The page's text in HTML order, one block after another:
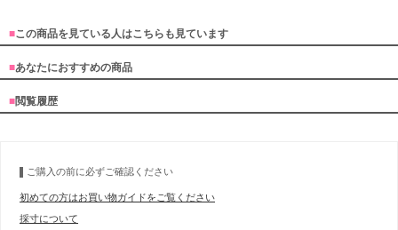
■この商品を見ている人はこちらも見ています
■あなたにおすすめの商品
■閲覧履歴
ご購入の前に必ずご確認ください
初めての方はお買い物ガイドをご覧ください
採寸について